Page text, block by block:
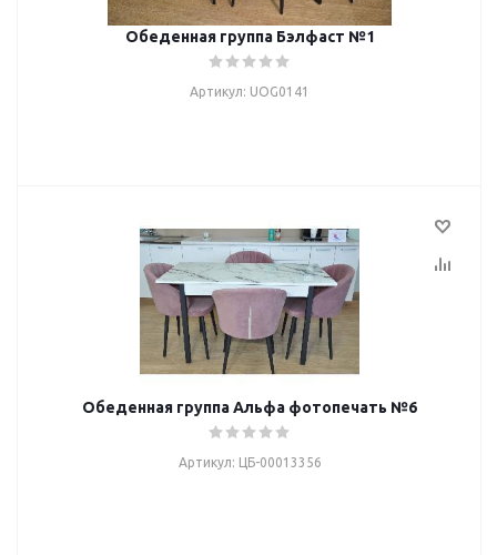
Обеденная группа Бэлфаст №1
Артикул: UOG0141
Обеденная группа Альфа фотопечать №6
Артикул: ЦБ-00013356